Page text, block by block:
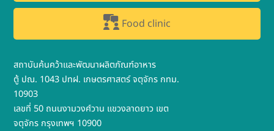
Food clinic
สถาบันค้นคว้าและพัฒนาผลิตภัณฑ์อาหาร
ตู้ ปณ. 1043 ปทฝ. เกษตรศาสตร์ จตุจักร กทม.
10903
เลขที่ 50 ถนนงามวงศ์วาน แขวงลาดยาว เขต
จตุจักร กรุงเทพฯ 10900